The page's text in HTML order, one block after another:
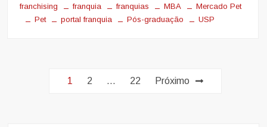
franchising
franquia franquias MBA
Mercado Pet
Pet
portal franquia Pós-graduação USP
Paginação
1 2 … 22 Próximo